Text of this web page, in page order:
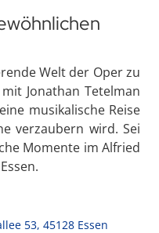
Welt der Oper zu
Jonathan Tetelman
musikalische Reise
verzaubern wird. Sei
Momente im Alfried
53, 45128 Essen